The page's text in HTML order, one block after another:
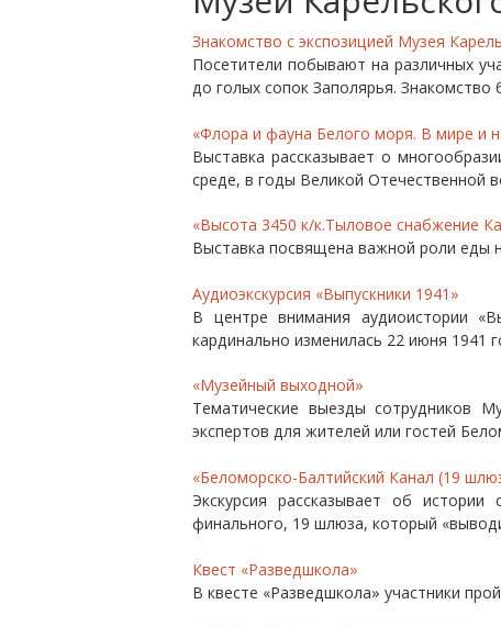
Знакомство с экспозицией Музея
Посетители побывают на различных
до голых сопок Заполярья.
«Флора и фауна Белого моря. В мире и
Выставка рассказывает о
среде, в годы Великой Отечественной
«Высота 3450 к/к.Тыловое снабжение
Выставка посвящена важной роли еды
Аудиоэкскурсия «Выпускники 1941»
В центре внимания аудиоистории
кардинально изменилась 22 июня 1941
«Музейный выходной»
Тематические выезды сотрудников
экспертов для жителей или гостей
«Беломорско-Балтийский Канал (19
Экскурсия рассказывает об
финального, 19 шлюза, который
Квест «Разведшкола»
В квесте «Разведшкола» участники